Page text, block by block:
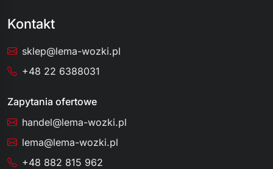
Kontakt
sklep@lema-wozki.pl
+48 22 6388031
Zapytania ofertowe
handel@lema-wozki.pl
lema@lema-wozki.pl
+48 882 815 962